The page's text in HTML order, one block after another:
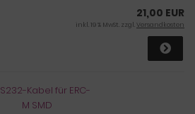
21,00 EUR
inkl. 19 % MwSt. zzgl.Versandkosten